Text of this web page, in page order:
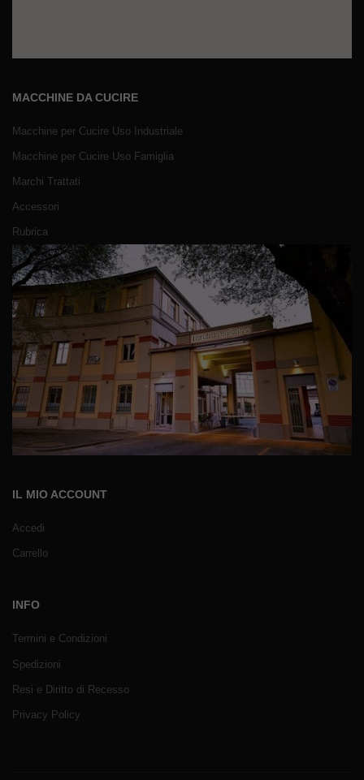
MACCHINE DA CUCIRE
Macchine per Cucire Uso Industriale
Macchine per Cucire Uso Famiglia
Marchi Trattati
Accessori
Rubrica
IL MIO ACCOUNT
Accedi
Carrello
INFO
Termini e Condizioni
Spedizioni
Resi e Diritto di Recesso
Privacy Policy